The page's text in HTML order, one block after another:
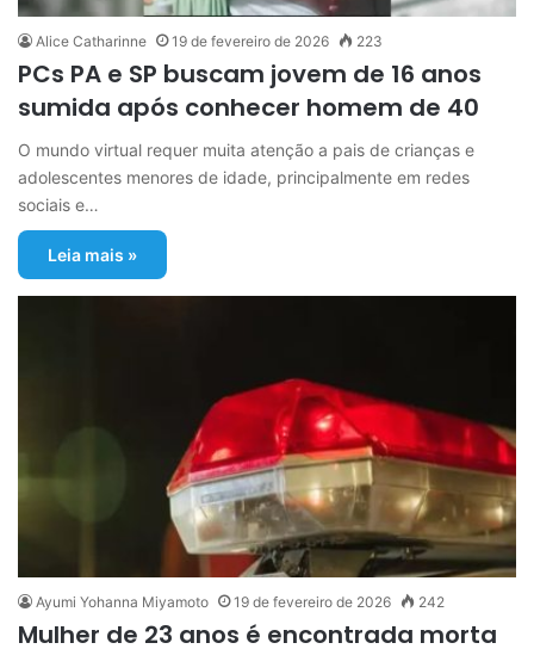
Alice Catharinne 19 de fevereiro de 2026 223
PCs PA e SP buscam jovem de 16 anos
sumida após conhecer homem de 40
O mundo virtual requer muita atenção a pais de crianças e
adolescentes menores de idade, principalmente em redes
sociais e…
Leia mais »
Ayumi Yohanna Miyamoto 19 de fevereiro de 2026 242
Mulher de 23 anos é encontrada morta